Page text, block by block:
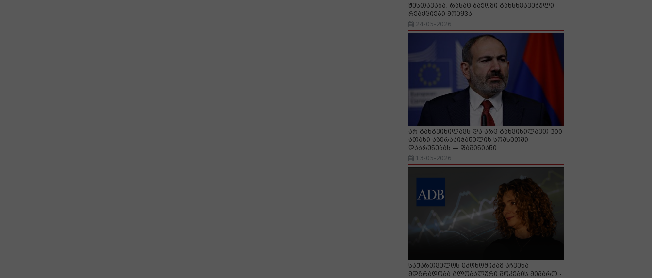
შესთავაზა, რასაც ბაქოში განსხვავებული
რეაქციები მოჰყვა
24-05-2026
არ განგვიხილავს და არც განვიხილავთ 300
ათასი აზერბაიჯანელის სომხეთში
დაბრუნებას — ფაშინიანი
13-05-2026
საქართველოს ეკონომიკამ აჩვენა
მდგრადობა გლობალური შოკების მიმართ -